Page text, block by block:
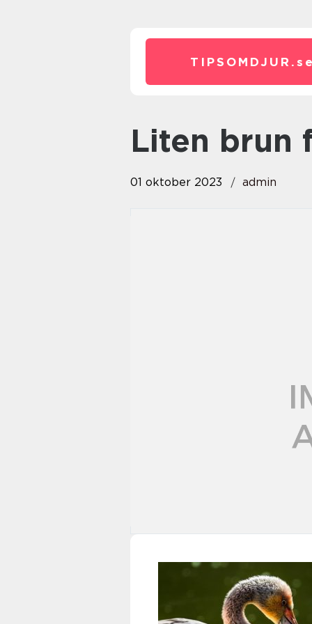
TIPSOMDJUR.
liten brun
01 oktober 2023 admin